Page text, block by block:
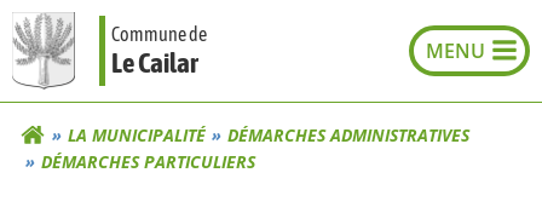
Aller
au
contenu
Commune de
Le Cailar
LA MUNICIPALITÉ
DÉMARCHES ADMINISTRATIVES
DÉMARCHES PARTICULIERS